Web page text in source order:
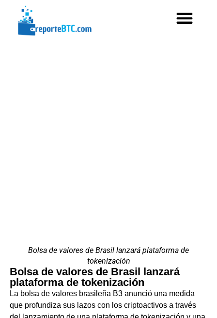
Bolsa de valores de Brasil lanzará plataforma de
tokenización
Bolsa de valores de Brasil lanzará
plataforma de tokenización
La bolsa de valores brasileña B3 anunció una medida
que profundiza sus lazos con los criptoactivos a través